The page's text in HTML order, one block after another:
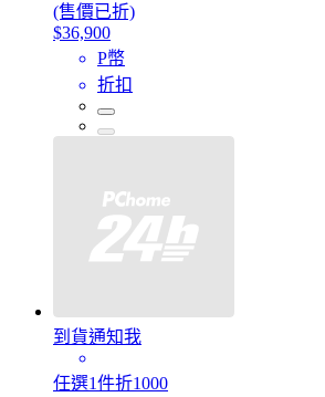
(售價已折)
$36,900
P幣
折扣
到貨通知我
任選1件折1000